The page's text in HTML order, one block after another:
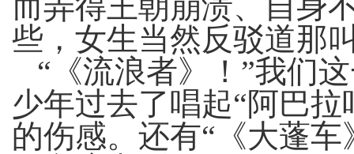
些，女生当然反驳道那
“《流浪者》！”我们
少年过去了唱起“阿巴拉
的伤感。还有“《大蓬